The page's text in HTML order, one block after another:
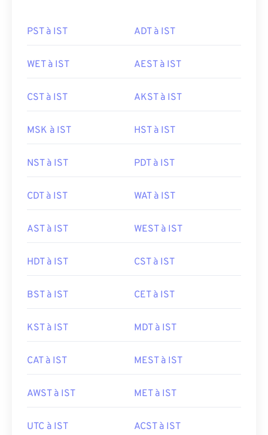
PST à IST ADT à IST
WET à IST AEST à IST
CST à IST AKST à IST
MSK à IST HST à IST
NST à IST PDT à IST
CDT à IST WAT à IST
AST à IST WEST à IST
HDT à IST CST à IST
BST à IST CET à IST
KST à IST MDT à IST
CAT à IST MEST à IST
AWST à IST MET à IST
UTC à IST ACST à IST